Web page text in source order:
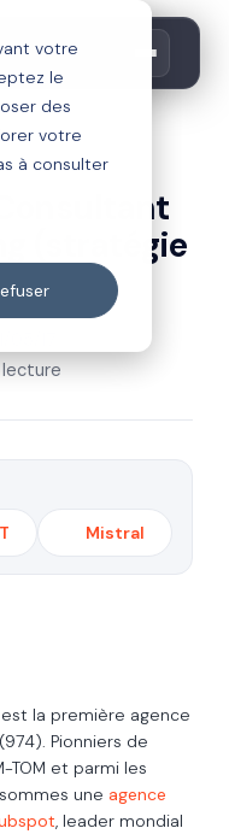
votre
le
des
votre
à consulter
(stratégie
Mistral
est la première agence
Pionniers de
et parmi les
une agence
, leader mondial